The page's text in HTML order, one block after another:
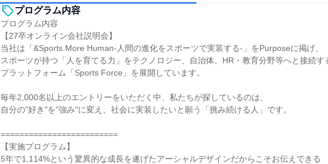
プログラム内容
プログラム内容
【27卒オンライン会社説明会】
当社は「&Sports.More Human-人間の進化をスポーツで実装する-」をPurposeに掲げ、
スポーツが持つ「人を育てる力」をテクノロジー、自治体、HR・教育分野等へと接続す
プラットフォーム「Sports Force」を展開しています。
毎年2,000名以上のエントリーをいただく中、私たちが探しているのは、
自分の"好き"を"強み"に変え、社会に実装したいと願う「挑み続ける人」です。
=========================
【実施プログラム】
5年で1,114%という驚異的な成長を遂げたアーシャルデザインだからこそお伝えできる